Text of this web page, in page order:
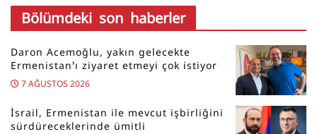
Bölümdeki son haberler
Daron Acemoğlu, yakın gelecekte
Ermenistan’ı ziyaret etmeyi çok istiyor
7 AĞUSTOS 2026
İsrail, Ermenistan ile mevcut işbirliğini
sürdüreceklerinde ümitli